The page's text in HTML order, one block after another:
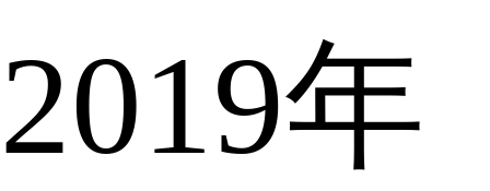
2019年